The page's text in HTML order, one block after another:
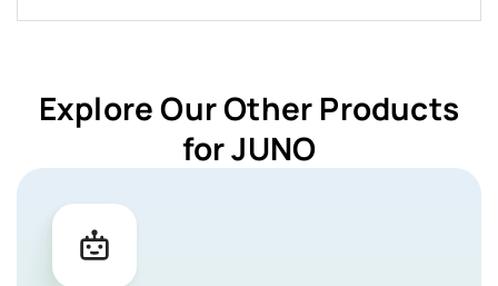
Explore Our Other Products
for JUNO